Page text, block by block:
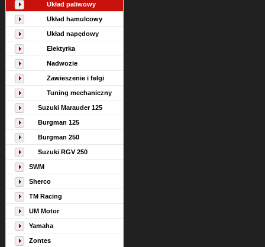
Układ paliwowy
Układ hamulcowy
Układ napędowy
Elektyrka
Nadwozie
Zawieszenie i felgi
Tuning mechaniczny
Suzuki Marauder 125
Burgman 125
Burgman 250
Suzuki RGV 250
SWM
Sherco
TM Racing
UM Motor
Yamaha
Zontes